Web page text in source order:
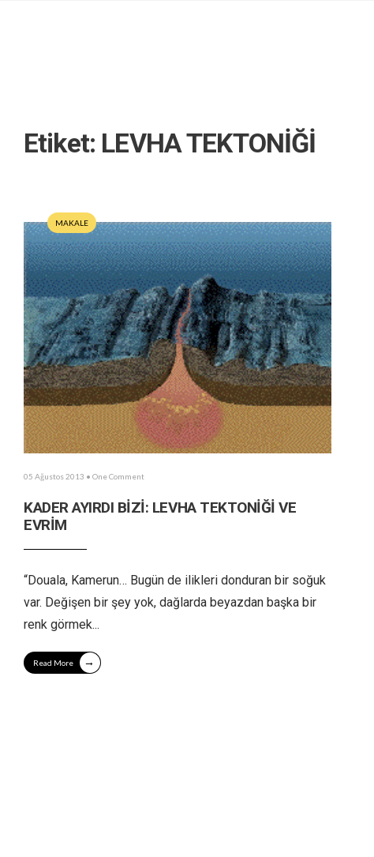
Etiket: LEVHA TEKTONİĞİ
MAKALE
05 Ağustos 2013 • One Comment
KADER AYIRDI BİZİ: LEVHA TEKTONİĞİ VE
EVRİM
“Douala, Kamerun… Bugün de ilikleri donduran bir soğuk
var. Değişen bir şey yok, dağlarda beyazdan başka bir
renk görmek...
Read More →